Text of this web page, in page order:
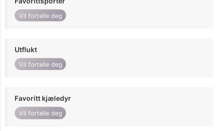
Vil fortelle deg
Utflukt
Vil fortelle deg
Favoritt kjæledyr
Vil fortelle deg